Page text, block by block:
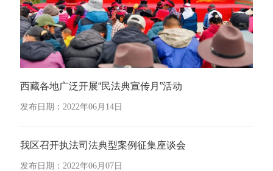
西藏各地广泛开展“民法典宣传月”活动
发布日期：2022年06月14日
我区召开执法司法典型案例征集座谈会
发布日期：2022年06月07日